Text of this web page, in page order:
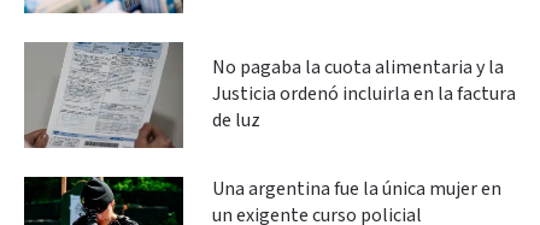
No pagaba la cuota alimentaria y la
Justicia ordenó incluirla en la factura
de luz
Una argentina fue la única mujer en
un exigente curso policial